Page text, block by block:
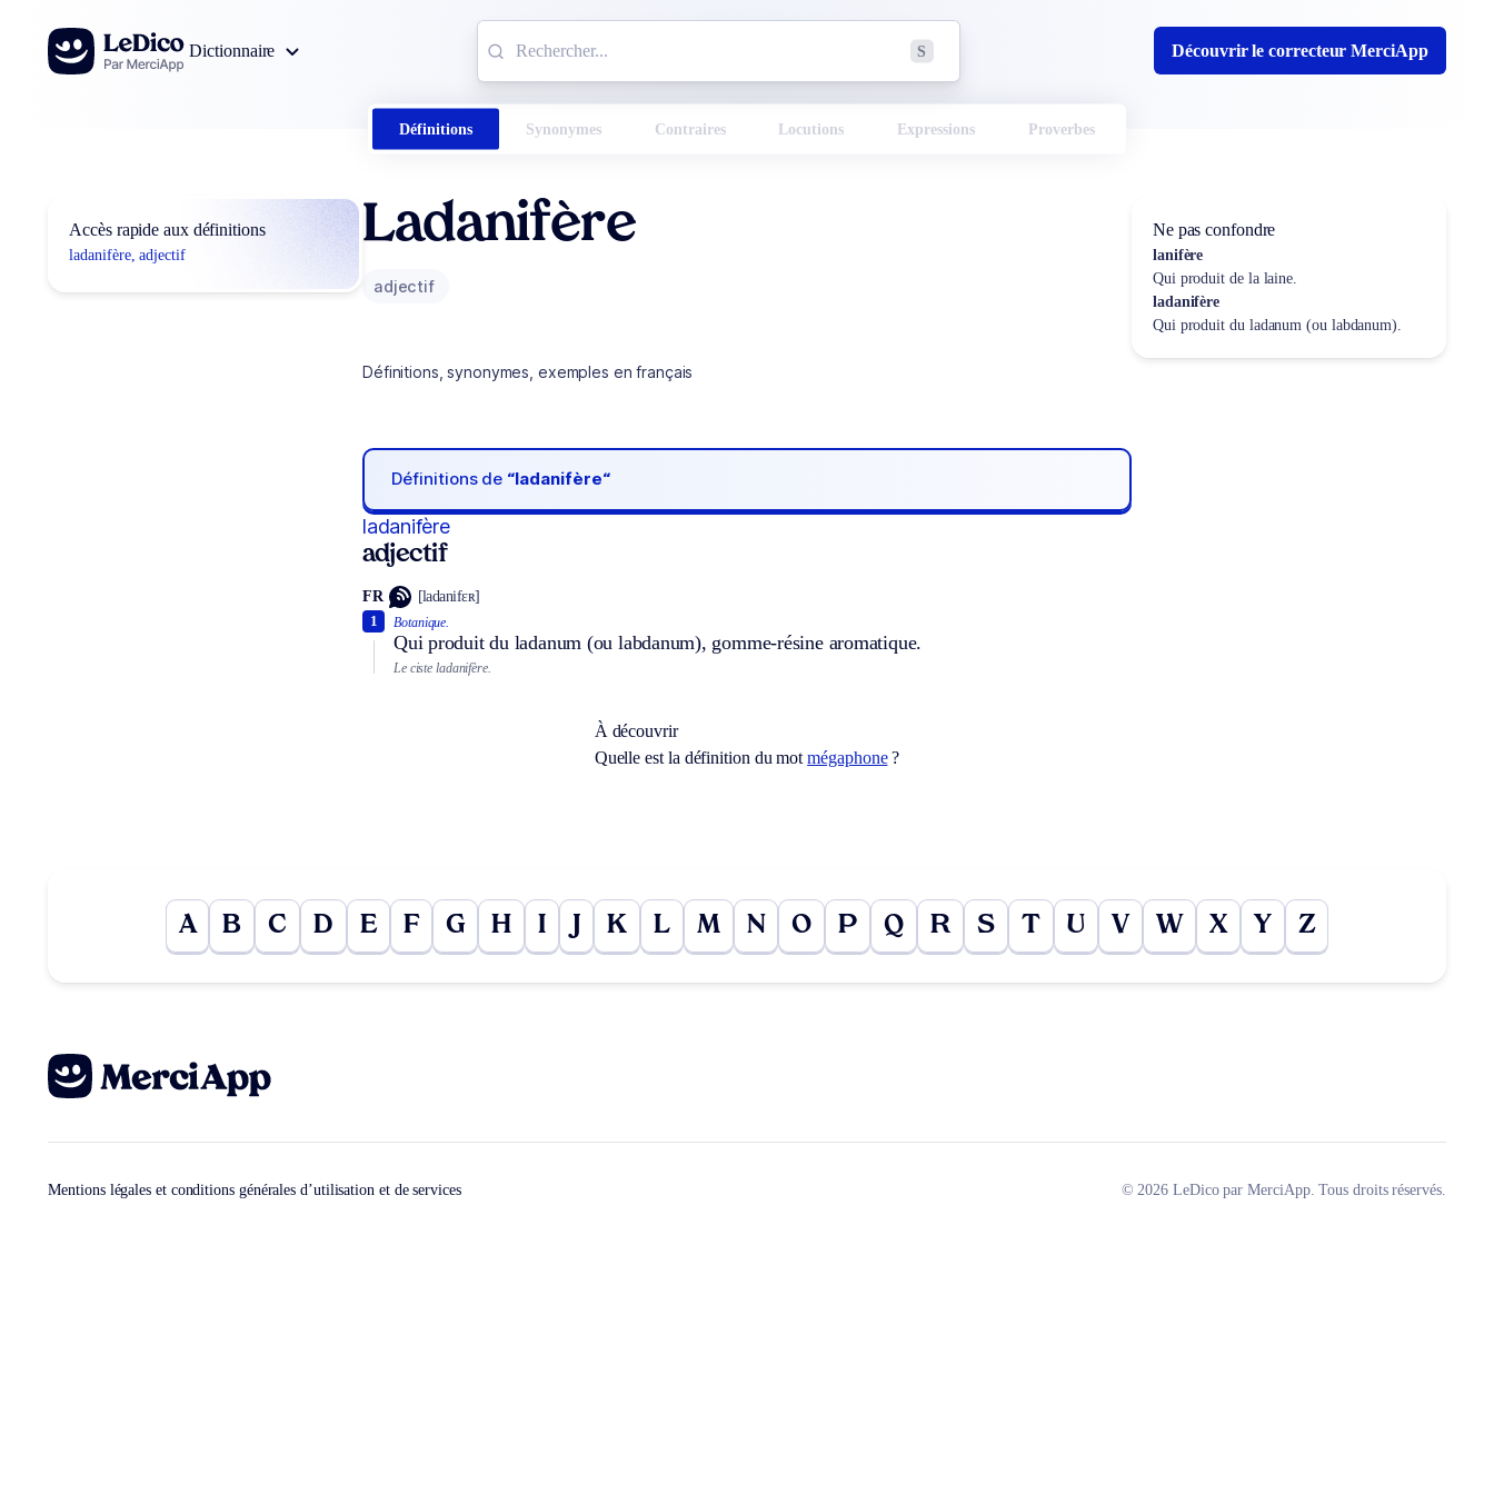
Aller au contenu
Dictionnaire
S Découvrir le correcteur MerciApp
Définitions Synonymes Contraires Locutions Expressions Proverbes
Accès rapide aux définitions
ladanifère, adjectif
Ladanifère
adjectif
Définitions, synonymes, exemples en français
Définitions de “ladanifère“
ladanifère
adjectif
FR [ladanifɛʀ]
Botanique.
Qui produit du ladanum (ou labdanum), gomme-résine aromatique.
1
Le ciste ladanifère.
À découvrir
Quelle est la définition du motmégaphone?
Ne pas confondre
lanifère
Qui produit de la laine.
ladanifère
Qui produit du ladanum (ou labdanum).
A B C D E F G H I J K L M N O P Q R S T U V W X Y Z
Mentions légales et conditions générales d’utilisation et de services © 2026 LeDico par MerciApp. Tous droits réservés.